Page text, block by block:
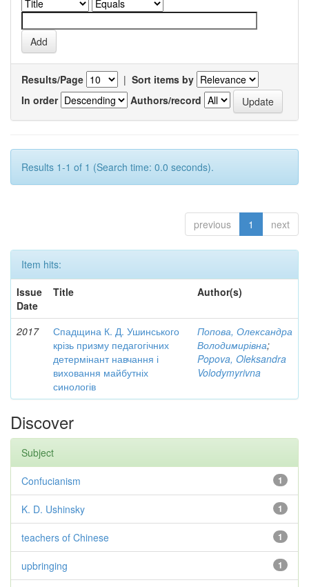
Results/Page | Sort items by
In order
Authors/record
Results 1-1 of 1 (Search time: 0.0 seconds).
previous 1 next
Item hits:
Issue
Date
Title Author(s)
2017
Спадщина К. Д. Ушинського
крізь призму педагогічних
детермінант навчання і
виховання майбутніх
синологів
Попова, Олександра
Володимирівна;
Popova, Oleksandra
Volodymyrivna
Discover
Subject
1
Confucianism
1
K. D. Ushinsky
1
teachers of Chinese
1
upbringing